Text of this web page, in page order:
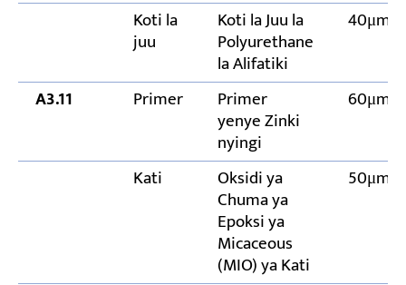
Koti la
juu
Koti la Juu la
Polyurethane
la Alifatiki
40μm
A3.11 Primer Primer
yenye Zinki
nyingi
60μm
Kati Oksidi ya
Chuma ya
Epoksi ya
Micaceous
(MIO) ya Kati
50μm